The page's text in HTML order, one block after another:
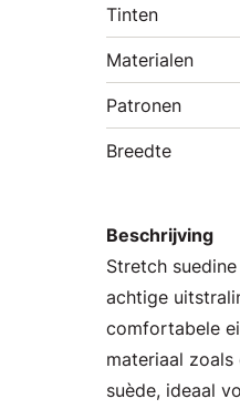
Tinten
Materialen
Patronen
Breedte
Beschrijving
Stretch
achtige
comfortabele
materiaal
suède, ideaal